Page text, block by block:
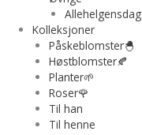
Allehelgensdag
Kolleksjoner
Påskeblomster🐣
Høstblomster🍂
Planter🌱
Roser🌹
Til han
Til henne